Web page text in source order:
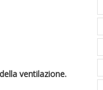
ventilazione.